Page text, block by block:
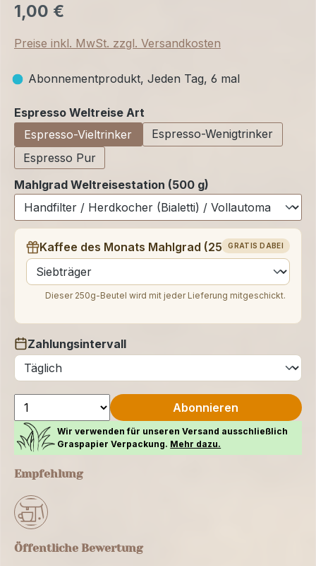
1,00 €
Preise inkl. MwSt. zzgl. Versandkosten
Abonnementprodukt, Jeden Tag, 6 mal
Espresso Weltreise Art
Espresso-Vieltrinker
Espresso-Wenigtrinker
Espresso Pur
Mahlgrad Weltreisestation (500 g)
GRATIS DABEI
Kaffee des Monats Mahlgrad (250 g)
auswählen
Dieser 250g-Beutel wird mit jeder Lieferung mitgeschickt.
Zahlungsintervall
auswählen
Abonnieren
Wir verwenden für unseren Versand ausschließlich
Graspapier Verpackung. Mehr dazu.
Empfehlung
Öffentliche Bewertung